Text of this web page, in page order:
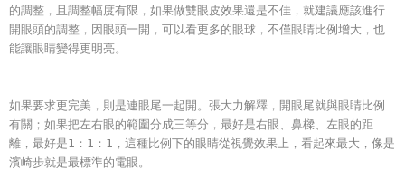
的調整，且調整幅度有限，如果做雙眼皮效果還是不佳，就建議應該進行
開眼頭的調整，因眼頭一開，可以看更多的眼球，不僅眼睛比例增大，也
能讓眼睛變得更明亮。
如果要求更完美，則是連眼尾一起開。張大力解釋，開眼尾就與眼睛比例
有關；如果把左右眼的範圍分成三等分，最好是右眼、鼻樑、左眼的距
離，最好是1：1：1，這種比例下的眼睛從視覺效果上，看起來最大，像是
濱崎步就是最標準的電眼。